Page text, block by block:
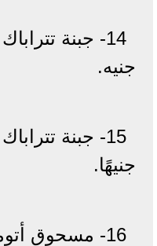
جنيه.
جنيهًا.